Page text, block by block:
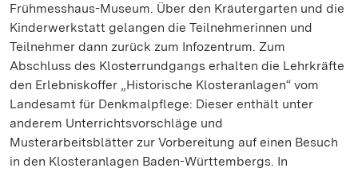
Frühmesshaus-Museum. Über den Kräutergarten und die
Kinderwerkstatt gelangen die Teilnehmerinnen und
Teilnehmer dann zurück zum Infozentrum. Zum
Abschluss des Klosterrundgangs erhalten die Lehrkräfte
den Erlebniskoffer „Historische Klosteranlagen“ vom
Landesamt für Denkmalpflege: Dieser enthält unter
anderem Unterrichtsvorschläge und
Musterarbeitsblätter zur Vorbereitung auf einen Besuch
in den Klosteranlagen Baden-Württembergs. In